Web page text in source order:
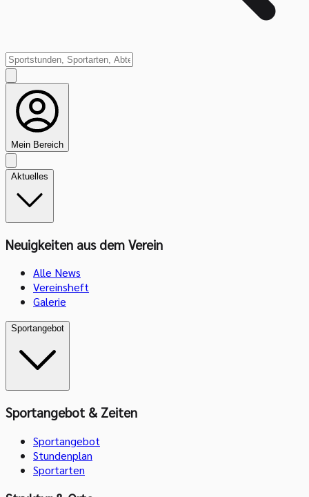
Mein Bereich
Aktuelles
Neuigkeiten aus dem Verein
Alle News
Vereinsheft
Galerie
Sportangebot
Sportangebot & Zeiten
Sportangebot
Stundenplan
Sportarten